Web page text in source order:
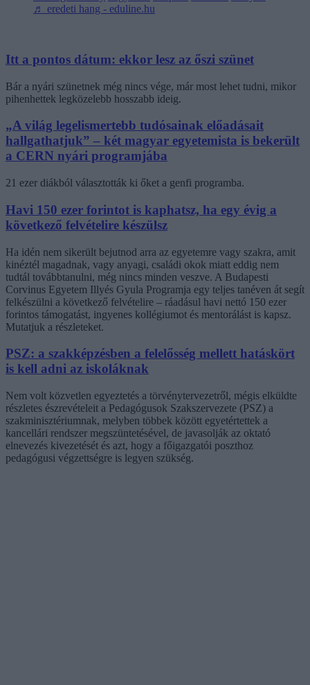
♬ eredeti hang - eduline.hu
Itt a pontos dátum: ekkor lesz az őszi szünet
Bár a nyári szünetnek még nincs vége, már most lehet tudni, mikor
pihenhettek legközelebb hosszabb ideig.
„A világ legelismertebb tudósainak előadásait
hallgathatjuk” – két magyar egyetemista is bekerült
a CERN nyári programjába
21 ezer diákból választották ki őket a genfi programba.
Havi 150 ezer forintot is kaphatsz, ha egy évig a
következő felvételire készülsz
Ha idén nem sikerült bejutnod arra az egyetemre vagy szakra, amit
kinéztél magadnak, vagy anyagi, családi okok miatt eddig nem
tudtál továbbtanulni, még nincs minden veszve. A Budapesti
Corvinus Egyetem Illyés Gyula Programja egy teljes tanéven át segít
felkészülni a következő felvételire – ráadásul havi nettó 150 ezer
forintos támogatást, ingyenes kollégiumot és mentorálást is kapsz.
Mutatjuk a részleteket.
PSZ: a szakképzésben a felelősség mellett hatáskört
is kell adni az iskoláknak
Nem volt közvetlen egyeztetés a törvénytervezetről, mégis elküldte
részletes észrevételeit a Pedagógusok Szakszervezete (PSZ) a
szakminisztériumnak, melyben többek között egyetértettek a
kancellári rendszer megszüntetésével, de javasolják az oktató
elnevezés kivezetését és azt, hogy a főigazgatói poszthoz
pedagógusi végzettségre is legyen szükség.